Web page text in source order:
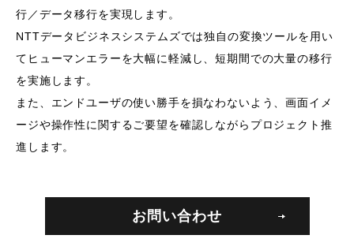
行／データ移行を実現します。
NTTデータビジネスシステムズでは独自の変換ツールを用い
てヒューマンエラーを大幅に軽減し、短期間での大量の移行
を実施します。
また、エンドユーザの使い勝手を損なわないよう、画面イメ
ージや操作性に関するご要望を確認しながらプロジェクト推
進します。
お問い合わせ